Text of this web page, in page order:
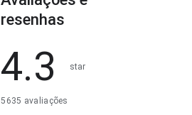
resenhas
4.3 star
5635 avaliações